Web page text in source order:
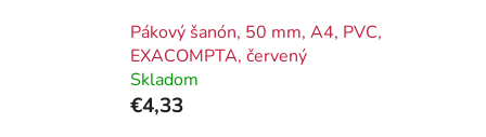
Pákový šanón, 50 mm, A4, PVC,
EXACOMPTA, červený
Skladom
€4,33